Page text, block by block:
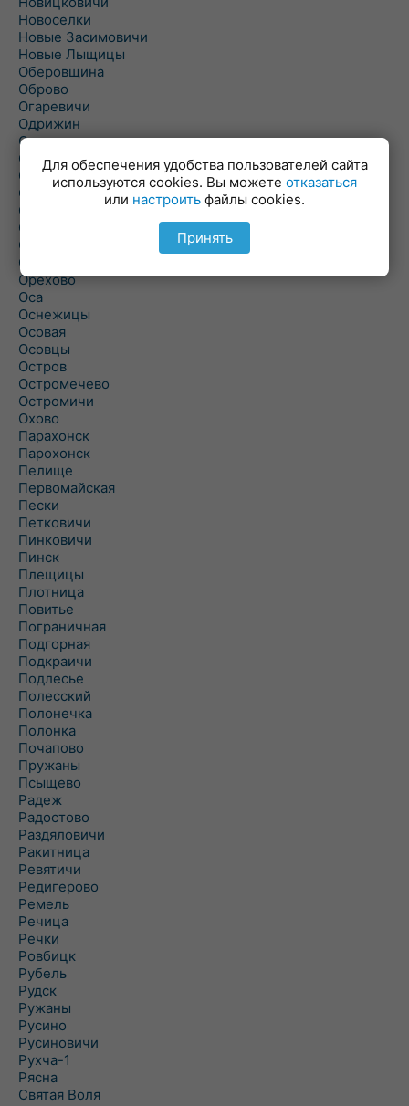
Новоселки
Новые Засимовичи
Новые Лыщицы
Оберовщина
Оброво
Огаревичи
Одрижин
Оздамичи
Озяты
Олтуш
Ольманы
Ольпень
Ольшаны
Омельная
Ополь
Орехово
Оса
Оснежицы
Осовая
Осовцы
Остров
Остромечево
Остромичи
Охово
Парахонск
Парохонск
Пелище
Первомайская
Пески
Петковичи
Пинковичи
Пинск
Плещицы
Плотница
Повитье
Пограничная
Подгорная
Подкраичи
Подлесье
Полесский
Полонечка
Полонка
Почапово
Пружаны
Псыщево
Радеж
Радостово
Раздяловичи
Ракитница
Ревятичи
Редигерово
Ремель
Речица
Речки
Ровбицк
Рубель
Рудск
Ружаны
Русино
Русиновичи
Рухча-1
Рясна
Святая Воля
Для обеспечения удобства пользователей сайта
используются cookies. Вы можете отказаться
или настроить файлы cookies.
Принять